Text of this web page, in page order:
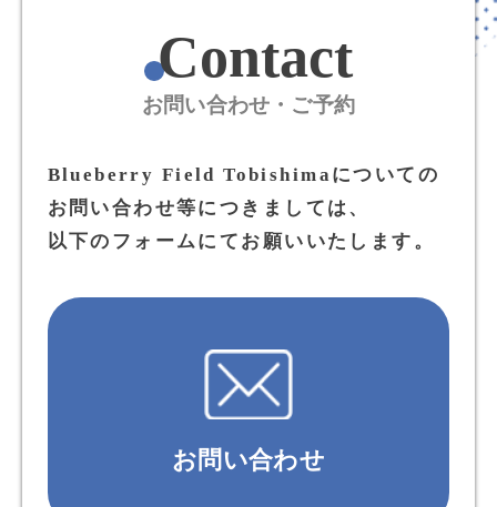
Contact
お問い合わせ・ご予約
Blueberry Field Tobishimaについての
お問い合わせ等につきましては、
以下のフォームにてお願いいたします。
お問い合わせ